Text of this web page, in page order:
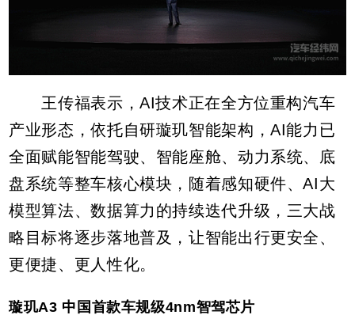
王传福表示，AI技术正在全方位重构汽车
产业形态，依托自研璇玑智能架构，AI能力已
全面赋能智能驾驶、智能座舱、动力系统、底
盘系统等整车核心模块，随着感知硬件、AI大
模型算法、数据算力的持续迭代升级，三大战
略目标将逐步落地普及，让智能出行更安全、
更便捷、更人性化。
璇玑A3 中国首款车规级4nm智驾芯片